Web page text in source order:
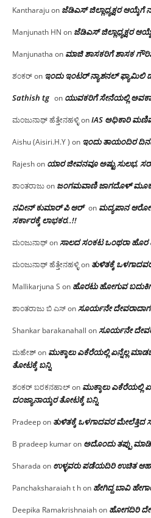
Kantharajuon ಜೆಡಿಎಸ್ ಜಿಲ್ಲಾಧ್ಯಕ್ಷರ ಆಯ್ಕೆಗೆ
Manjunath HN on ಜೆಡಿಎಸ್ ಜಿಲ್ಲಾಧ್ಯಕ್ಷರ
Manjunatha on ಮಾಜಿ ಶಾಸಕರಿಗೆ ಶಾಸಕ
ಶಂಕರ್on ಇಂದು ಇಂಟರ್ ನ್ಯಾಶನಲ್ ಫ್ಯಾಮಿಲಿ
Sathish tg on ಯುವಕರಿಗೆ ಸೇನೆಯಲ್ಲಿ
ಮಂಜುನಾಥ್ ಹೆತ್ತೇನಹಳ್ಳಿonIAS ಅಧಿಕಾರಿ
Aishu (Aisiri.H.Y ) on ಇಂದು ತಾಯಂದಿರ
Rajeshon ಯಾರ ಜೀವನವೂ ಅಷ್ಟು ಸುಲಭ,
ಶಾಂತರಾಜುon ಜಂಗಮವಾಣಿ ಜಾಗದೊಳ್
ನವೀನ್ ಕುಮಾರ್ ಪಿ ಆರ್ on ಮದ್ಯಪಾನ
ಸರ್ಕಾರಕ್ಕೆ ಲಾಭಕರ..!!
ಮಂಜುನಾಥ್onಸಾಲದ ಸಂಕಟ ಒಂಥರಾ
ಮಂಜುನಾಥ್ ಹೆತ್ತೇನಹಳ್ಳಿon ತುಳಿತಕ್ಕೆ
Mallikarjuna S on ಹೊರಟು ಹೋಗುವ
ಶಾಂತರಾಜು ಬಿ ಎಸ್onಸೂರ್ಯನೇ ದೇವರಾದಾಗ
Shankar barakanahall onಸೂರ್ಯನೇ
ಮಹೇಶ್on ಮುಕ್ಕಾಲು ಎಕೆರೆಯಲ್ಲಿ ಏನ್ನೆಲ್ಲ‌
ತೋಟಕ್ಕೆ ಬನ್ನಿ
ಶಂಕರ್ ಬರಕನಹಾಲ್on ಮುಕ್ಕಾಲು ಎಕೆರೆಯಲ್ಲಿ
ದಂಜ್ಯಾನಾಯ್ಕರ ತೋಟಕ್ಕೆ ಬನ್ನಿ
Pradeepon ತುಳಿತಕ್ಕೆ ಒಳಗಾದವರ ಮೇಲೆತ್ತಿದ
B pradeep kumaron ಅದೊಂದು ತಪ್ಪು
Sharada on ಉಳ್ಳವರು ಪಡೆಯದಿರಿ ಉಚಿತ
Panchaksharaiah t hon ಹೇಗಿದ್ದ ಬಾವಿ
Deepika Ramakrishnaiahon ಹೋಗದಿರಿ